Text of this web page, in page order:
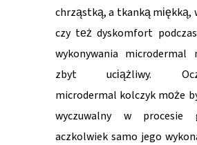
chrząstką, a tkanką miękką,
czy też dyskomfort podczas
wykonywania microdermal
zbyt uciążliwy.
microdermal kolczyk może
wyczuwalny w procesie
aczkolwiek samo jego